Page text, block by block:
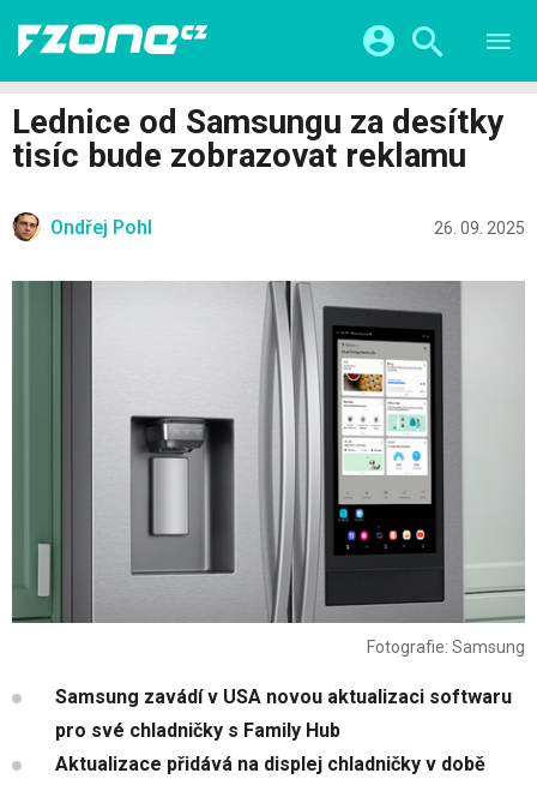
VIDEA
KATEGORIE
CHYTRÁ MĚSTA
ŽIVOT BUDOUCNOSTI
FINTECH
Facebook Google
Twitter Microsoft
Lednice od Samsungu za desítky
tisíc bude zobrazovat reklamu
Ondřej Pohl 26. 09. 2025
Fotografie: Samsung
Samsung zavádí v USA novou aktualizaci softwaru
pro své chladničky s Family Hub
Aktualizace přidává na displej chladničky v době